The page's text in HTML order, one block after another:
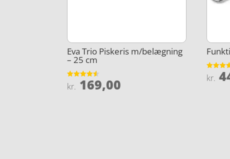
Eva Trio Piskeris m/belægning
– 25 cm
Vurderet
4.5
kr. 169,00
Vurderet
5
kr.